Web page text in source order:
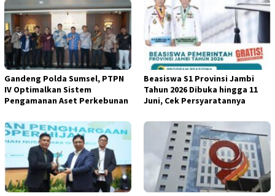
Gandeng Polda Sumsel, PTPN
IV Optimalkan Sistem
Pengamanan Aset Perkebunan
Beasiswa S1 Provinsi Jambi
Tahun 2026 Dibuka hingga 11
Juni, Cek Persyaratannya